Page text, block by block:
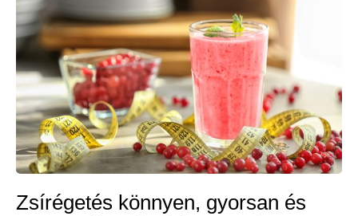
Zsírégetés könnyen, gyorsan és